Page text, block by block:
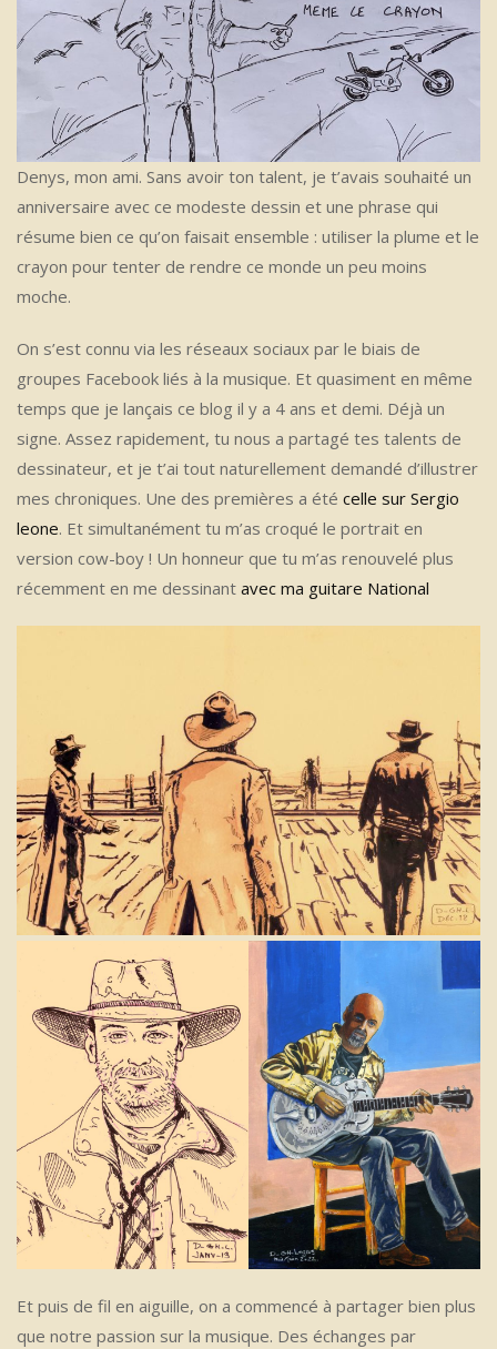
Denys, mon ami. Sans avoir ton talent, je t’avais souhaité un
anniversaire avec ce modeste dessin et une phrase qui
résume bien ce qu’on faisait ensemble : utiliser la plume et le
crayon pour tenter de rendre ce monde un peu moins
moche.
On s’est connu via les réseaux sociaux par le biais de
groupes Facebook liés à la musique. Et quasiment en même
temps que je lançais ce blog il y a 4 ans et demi. Déjà un
signe. Assez rapidement, tu nous a partagé tes talents de
dessinateur, et je t’ai tout naturellement demandé d’illustrer
mes chroniques. Une des premières a été celle sur Sergio
leone. Et simultanément tu m’as croqué le portrait en
version cow-boy ! Un honneur que tu m’as renouvelé plus
récemment en me dessinant avec ma guitare National
Et puis de fil en aiguille, on a commencé à partager bien plus
que notre passion sur la musique. Des échanges par